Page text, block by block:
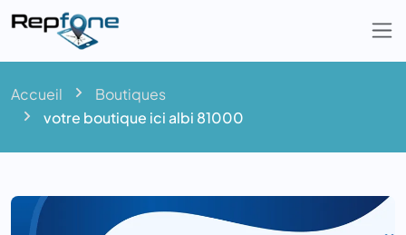
Accueil
Boutiques
votre boutique ici albi 81000